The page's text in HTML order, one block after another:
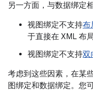
另一方面，与数据绑定
视图绑定不支持布
于直接在 XML 布
视图绑定不支持双
考虑到这些因素，在某
图绑定和数据绑定。您